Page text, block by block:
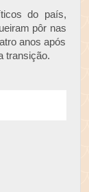
do país,
pôr nas
anos após
transição.